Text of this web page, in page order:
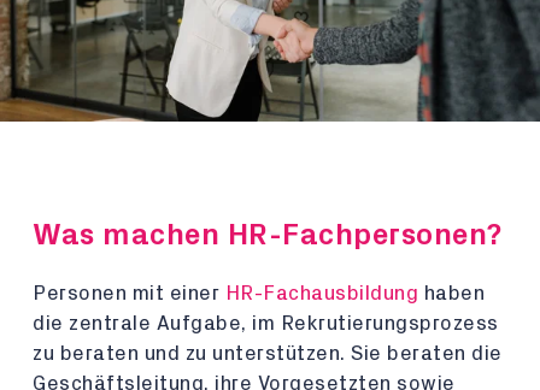
Was machen HR-Fachpersonen?
Personen mit einer HR-Fachausbildung haben
die zentrale Aufgabe, im Rekrutierungsprozess
zu beraten und zu unterstützen. Sie beraten die
Geschäftsleitung, ihre Vorgesetzten sowie